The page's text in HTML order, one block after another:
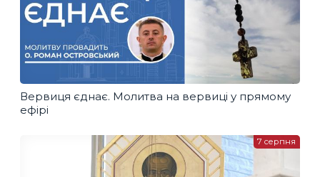
Вервиця єднає. Молитва на вервиці у прямому
ефірі
7 серпня